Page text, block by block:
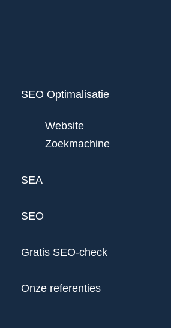
SEO Optimalisatie
Website
Zoekmachine
SEA
SEO
Gratis SEO-check
Onze referenties